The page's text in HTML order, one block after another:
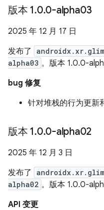
版本 1.0.0-alpha03
2025 年 12 月 17 日
发布了
alpha03 。版本 1.0.0-
bug 修复
针对堆栈的行为更新
版本 1.0.0-alpha02
2025 年 12 月 3 日
发布了
alpha02 。版本 1.0.0-
API 变更